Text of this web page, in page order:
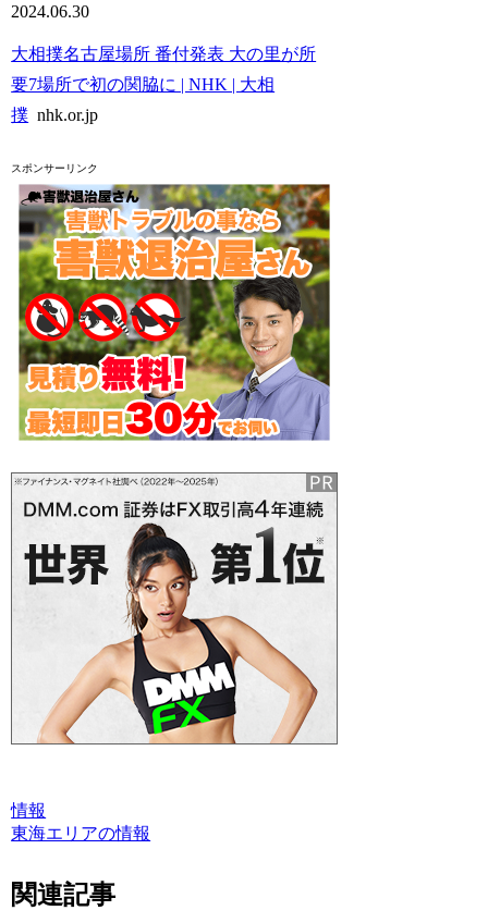
2024.06.30
大相撲名古屋場所 番付発表 大の里が所
要7場所で初の関脇に | NHK | 大相
撲 nhk.or.jp
スポンサーリンク
情報
東海エリアの情報
関連記事